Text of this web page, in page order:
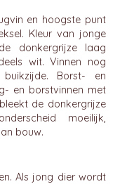
en hoogste punt
Kleur van jonge
donkergrijze laag
wit. Vinnen nog
Borst- en
en borstvinnen met
de donkergrijze
moeilijk,
bouw.
Als jong dier wordt